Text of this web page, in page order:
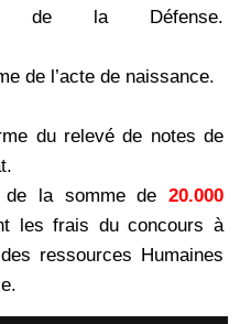
de la Défense.
de l’acte de naissance.
du relevé de notes de
de la somme de 20.000
les frais du concours à
ressources Humaines